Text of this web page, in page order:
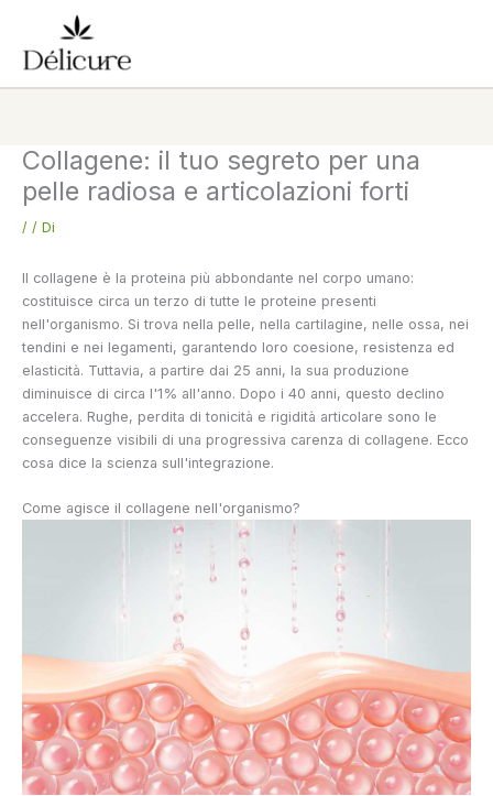
contenuto
Collagene: il tuo segreto per una
pelle radiosa e articolazioni forti
/ / Di
Il collagene è la proteina più abbondante nel corpo umano:
costituisce circa un terzo di tutte le proteine presenti
nell'organismo. Si trova nella pelle, nella cartilagine, nelle ossa, nei
tendini e nei legamenti, garantendo loro coesione, resistenza ed
elasticità. Tuttavia, a partire dai 25 anni, la sua produzione
diminuisce di circa l'1% all'anno. Dopo i 40 anni, questo declino
accelera. Rughe, perdita di tonicità e rigidità articolare sono le
conseguenze visibili di una progressiva carenza di collagene. Ecco
cosa dice la scienza sull'integrazione.
Come agisce il collagene nell'organismo?